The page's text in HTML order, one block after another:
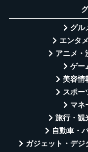
グル
エンタ
アニメ・
ゲー
美容情
スポー
マネ
旅行・観
自動車・
ガジェット・デジ